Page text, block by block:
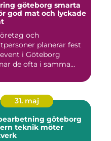
göteborg smarta
god mat och lyckade
och
planerar fest
i Göteborg
de ofta i samma
31. maj
göteborg
teknik möter